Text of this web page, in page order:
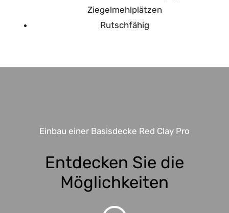
Ziegelmehlplätzen
Rutschfähig
Einbau einer Basisdecke Red Clay Pro
Entdecken Sie die
Möglichkeiten